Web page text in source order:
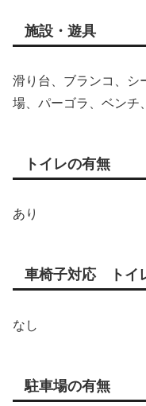
施設・遊具
滑り台、ブランコ、シ
場、パーゴラ、ベンチ
トイレの有無
あり
車椅子対応 トイ
なし
駐車場の有無